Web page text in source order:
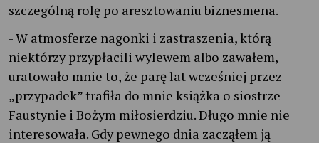
szczególną rolę po aresztowaniu biznesmena.
- W atmosferze nagonki i zastraszenia, którą
niektórzy przypłacili wylewem albo zawałem,
uratowało mnie to, że parę lat wcześniej przez
„przypadek” trafiła do mnie książka o siostrze
Faustynie i Bożym miłosierdziu. Długo mnie nie
interesowała. Gdy pewnego dnia zacząłem ją